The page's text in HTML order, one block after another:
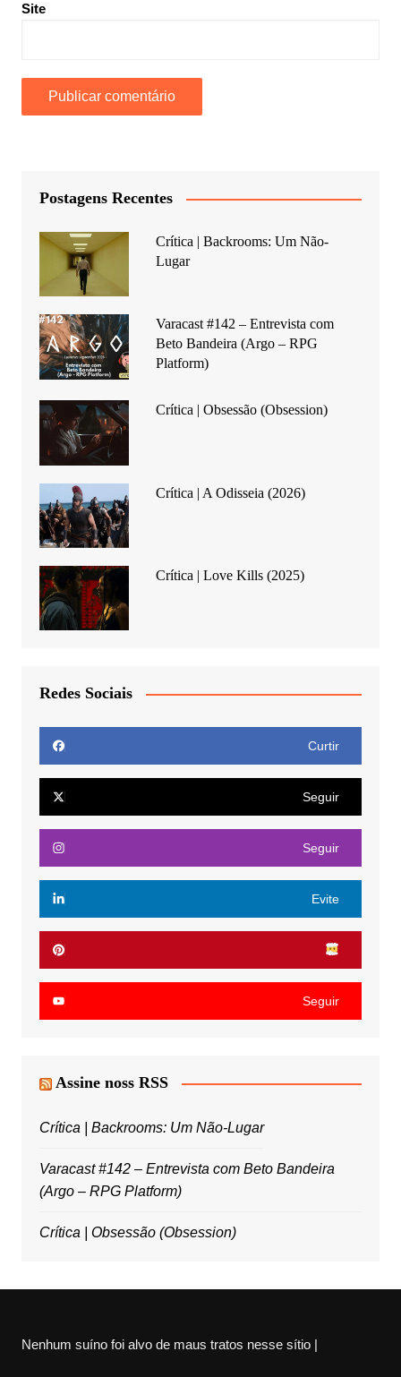
Site
Postagens Recentes
Crítica | Backrooms: Um Não-
Lugar
Varacast #142 – Entrevista com
Beto Bandeira (Argo – RPG
Platform)
Crítica | Obsessão (Obsession)
Crítica | A Odisseia (2026)
Crítica | Love Kills (2025)
Redes Sociais
Curtir
Seguir
Seguir
Evite
Seguir
Assine noss RSS
Crítica | Backrooms: Um Não-Lugar
Varacast #142 – Entrevista com Beto Bandeira
(Argo – RPG Platform)
Crítica | Obsessão (Obsession)
Nenhum suíno foi alvo de maus tratos nesse sítio |